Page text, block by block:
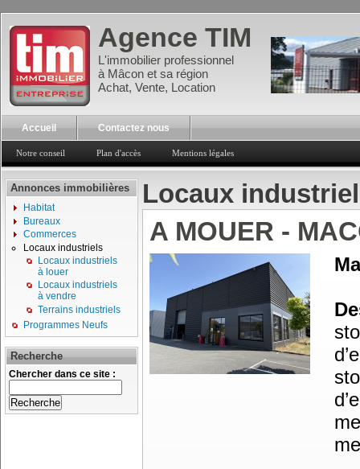
Agence TIM
L'immobilier professionnel
à Mâcon et sa région
Achat, Vente, Location
Accueil Contactez nous
Notre conseil Plan d'accès Mentions légales
Annonces immobilières
Habitat
Bureaux
Commerces
Locaux industriels
Locaux industriels
à louer
Locaux industriels
à vendre
Terrains industriels
Programmes Neufs
Recherche
Chercher dans ce site :
Locaux
A MOUER -